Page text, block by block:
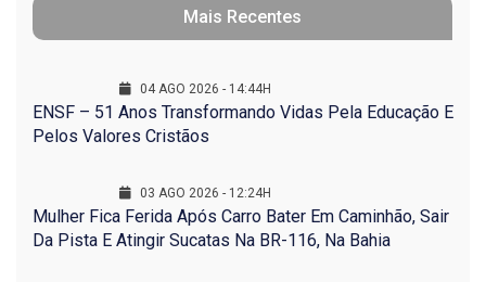
Mais Recentes
04 AGO 2026 - 14:44H
ENSF – 51 Anos Transformando Vidas Pela Educação E
Pelos Valores Cristãos
03 AGO 2026 - 12:24H
Mulher Fica Ferida Após Carro Bater Em Caminhão, Sair
Da Pista E Atingir Sucatas Na BR-116, Na Bahia